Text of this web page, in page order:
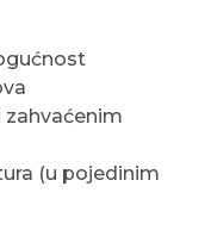
(u pojedinim